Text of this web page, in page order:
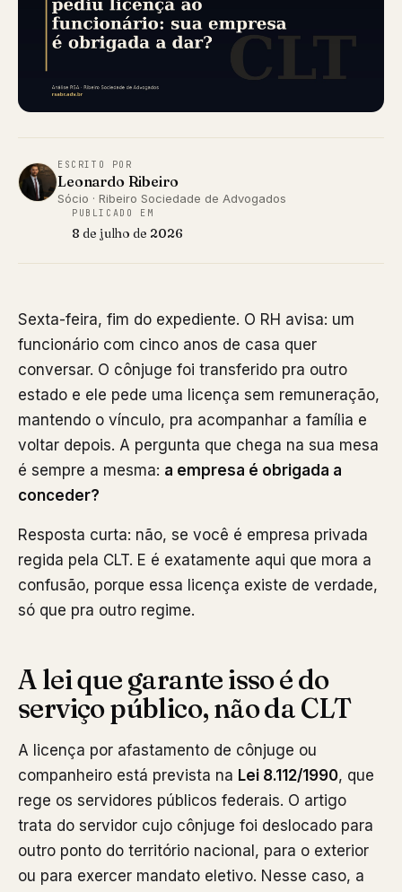
ESCRITO POR
Leonardo Ribeiro
Sócio · Ribeiro Sociedade de Advogados
PUBLICADO EM
8 de julho de 2026
Sexta-feira, fim do expediente. O RH avisa: um
funcionário com cinco anos de casa quer
conversar. O cônjuge foi transferido pra outro
estado e ele pede uma licença sem remuneração,
mantendo o vínculo, pra acompanhar a família e
voltar depois. A pergunta que chega na sua mesa
é sempre a mesma: a empresa é obrigada a
conceder?
Resposta curta: não, se você é empresa privada
regida pela CLT. E é exatamente aqui que mora a
confusão, porque essa licença existe de verdade,
só que pra outro regime.
A lei que garante isso é do
serviço público, não da CLT
A licença por afastamento de cônjuge ou
companheiro está prevista na Lei 8.112/1990, que
rege os servidores públicos federais. O artigo
trata do servidor cujo cônjuge foi deslocado para
outro ponto do território nacional, para o exterior
ou para exercer mandato eletivo. Nesse caso, a